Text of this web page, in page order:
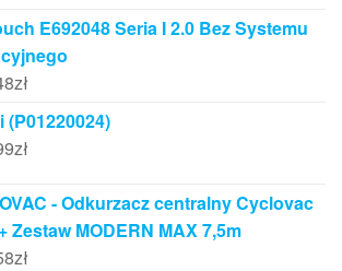
E692048 Seria I 2.0 Bez Systemu
zł
(P01220024)
zł
- Odkurzacz centralny Cyclovac
Zestaw MODERN MAX 7,5m
zł